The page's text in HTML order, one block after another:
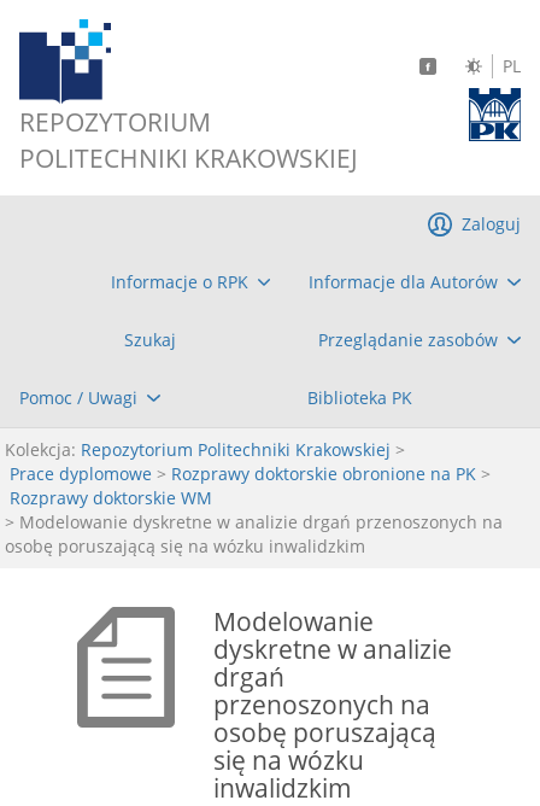
REPOZYTORIUM
POLITECHNIKI KRAKOWSKIEJ
PL
Informacje o RPK Informacje dla Autorów
Szukaj Przeglądanie zasobów
Pomoc / Uwagi Biblioteka PK
Zaloguj
Kolekcja: Repozytorium Politechniki Krakowskiej >
Prace dyplomowe > Rozprawy doktorskie obronione na PK >
Rozprawy doktorskie WM
> Modelowanie dyskretne w analizie drgań przenoszonych na
osobę poruszającą się na wózku inwalidzkim
Modelowanie
dyskretne w analizie
drgań
przenoszonych na
osobę poruszającą
się na wózku
inwalidzkim